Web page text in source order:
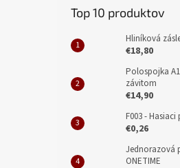
Top 10 produktov
Hliníková
€18,80
Polospojka
závitom
€14,90
F003 - Hasiaci
€0,26
Jednorazová
ONETIME